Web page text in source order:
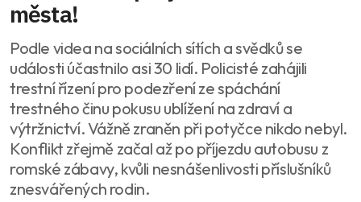
města!
Podle videa na sociálních sítích a svědků se
události účastnilo asi 30 lidí. Policisté zahájili
trestní řízení pro podezření ze spáchání
trestného činu pokusu ublížení na zdraví a
výtržnictví. Vážně zraněn při potyčce nikdo nebyl.
Konflikt zřejmě začal až po příjezdu autobusu z
romské zábavy, kvůli nesnášenlivosti příslušníků
znesvářených rodin.